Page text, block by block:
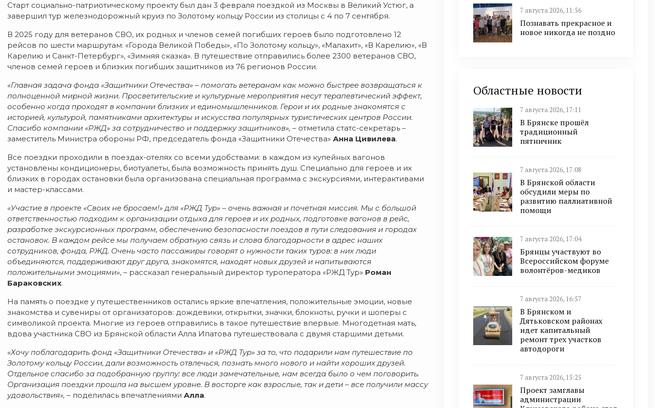
Старт социально-патриотическому проекту был дан 3 февраля поездкой из Москвы в Великий Устюг, а
завершил тур железнодорожный круиз по Золотому кольцу России из столицы с 4 по 7 сентября.
В 2025 году для ветеранов СВО, их родных и членов семей погибших героев было подготовлено 12
рейсов по шести маршрутам: «Города Великой Победы», «По Золотому кольцу», «Малахит», «В Карелию», «В
Карелию и Санкт-Петербург», «Зимняя сказка». В путешествие отправились более 2300 ветеранов СВО,
членов семей героев и близких погибших защитников из 76 регионов России.
«Главная задача фонда «Защитники Отечества» – помогать ветеранам как можно быстрее возвращаться к
полноценной мирной жизни. Просветительские и культурные мероприятия несут терапевтический эффект,
особенно когда проходят в компании близких и единомышленников. Герои и их родные знакомятся с
историей, культурой, памятниками архитектуры и искусства популярных туристических центров России.
Спасибо компании «РЖД» за сотрудничество и поддержку защитников», – отметила статс-секретарь –
заместитель Министра обороны РФ, председатель фонда «Защитники Отечества» Анна Цивилева.
Все поездки проходили в поездах-отелях со всеми удобствами: в каждом из купейных вагонов
установлены кондиционеры, биотуалеты, была возможность принять душ. Специально для героев и их
близких в городах остановки была организована специальная программа с экскурсиями, интерактивами
и мастер-классами.
«Участие в проекте «Своих не бросаем!» для «РЖД Тур» – очень важная и почетная миссия. Мы с большой
ответственностью подходим к организации отдыха для героев и их родных, подготовке вагонов в рейс,
разработке экскурсионных программ, обеспечению безопасности поездов в пути следования и городах
остановок. В каждом рейсе мы получаем обратную связь и слова благодарности в адрес наших
сотрудников, фонда, РЖД. Очень часто пассажиры говорят о нужности таких туров: в них люди
объединяются, поддерживают друг друга, знакомятся, находят новых друзей и напитываются
положительными эмоциями», – рассказал генеральный директор туроператора «РЖД Тур» Роман
Бараковских.
На память о поездке у путешественников остались яркие впечатления, положительные эмоции, новые
знакомства и сувениры от организаторов: дождевики, открытки, значки, блокноты, ручки и шоперы с
символикой проекта. Многие из героев отправились в такое путешествие впервые. Многодетная мать,
вдова участника СВО из Брянской области Алла Ипатова путешествовала с двумя старшими детьми.
«Хочу поблагодарить фонд «Защитники Отечества» и «РЖД Тур» за то, что подарили нам путешествие по
Золотому кольцу России, дали возможность отвлечься, познать много нового и найти хороших друзей.
Отдельное спасибо за подобранную группу: все люди замечательные, нам всегда было о чем поговорить.
Организация поездки прошла на высшем уровне. В восторге как взрослые, так и дети – все получили массу
удовольствия», – поделилась впечатлениями Алла.
7 августа 2026, 11:56
Познавать прекрасное и
новое никогда не поздно
Областные новости
7 августа 2026, 17:11
В Брянске прошёл
традиционный
пятничник
7 августа 2026, 17:08
В Брянской области
обсудили меры по
развитию паллиативной
помощи
7 августа 2026, 17:04
Брянцы участвуют во
Всероссийском форуме
волонтёров-медиков
7 августа 2026, 16:57
В Брянском и
Дятьковском районах
идет капитальный
ремонт трех участков
автодороги
7 августа 2026, 15:25
Проект замглавы
администрации